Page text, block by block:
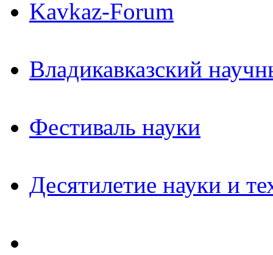
Kavkaz-Forum
Владикавказский
Фестиваль науки
Десятилетие науки и